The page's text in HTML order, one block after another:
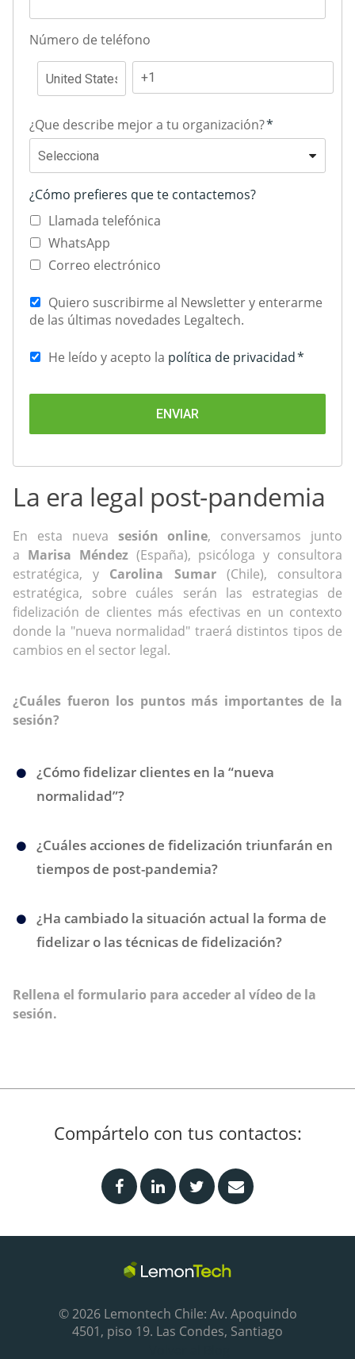
Número de teléfono
¿Que describe mejor a tu organización?*
¿Cómo prefieres que te contactemos?
Llamada telefónica
WhatsApp
Correo electrónico
Quiero suscribirme al Newsletter y enterarme
de las últimas novedades Legaltech.
He leído y acepto la política de privacidad*
La era legal post-pandemia
En esta nueva sesión online, conversamos junto
a Marisa Méndez(España), psicóloga y consultora
estratégica, y Carolina Sumar(Chile), consultora
estratégica, sobre cuáles serán las estrategias de
fidelización de clientes más efectivas en un contexto
donde la "nueva normalidad" traerá distintos tipos de
cambios en el sector legal.
¿Cuáles fueron los puntos más importantes de la
sesión?
¿Cómo fidelizar clientes en la “nueva
normalidad”?
¿Cuáles acciones de fidelización triunfarán en
tiempos de post-pandemia?
¿Ha cambiado la situación actual la forma de
fidelizar o las técnicas de fidelización?
Rellena el formulario para acceder al vídeo de la
sesión.
Compártelo con tus contactos:
© 2026 Lemontech Chile: Av. Apoquindo
4501, piso 19. Las Condes, Santiago